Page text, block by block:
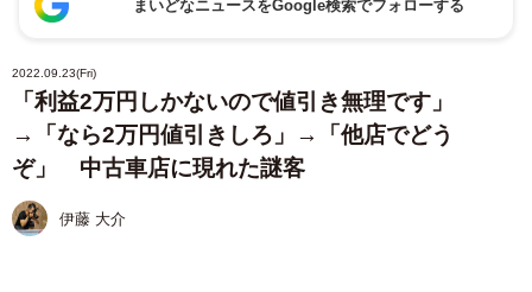
まいどなニュースをGoogle検索でフォローする
2022.09.23(Fri)
「利益2万円しかないので値引き無理です」
→「なら2万円値引きしろ」→「他店でどう
ぞ」 中古車店に現れた謎客
伊藤 大介